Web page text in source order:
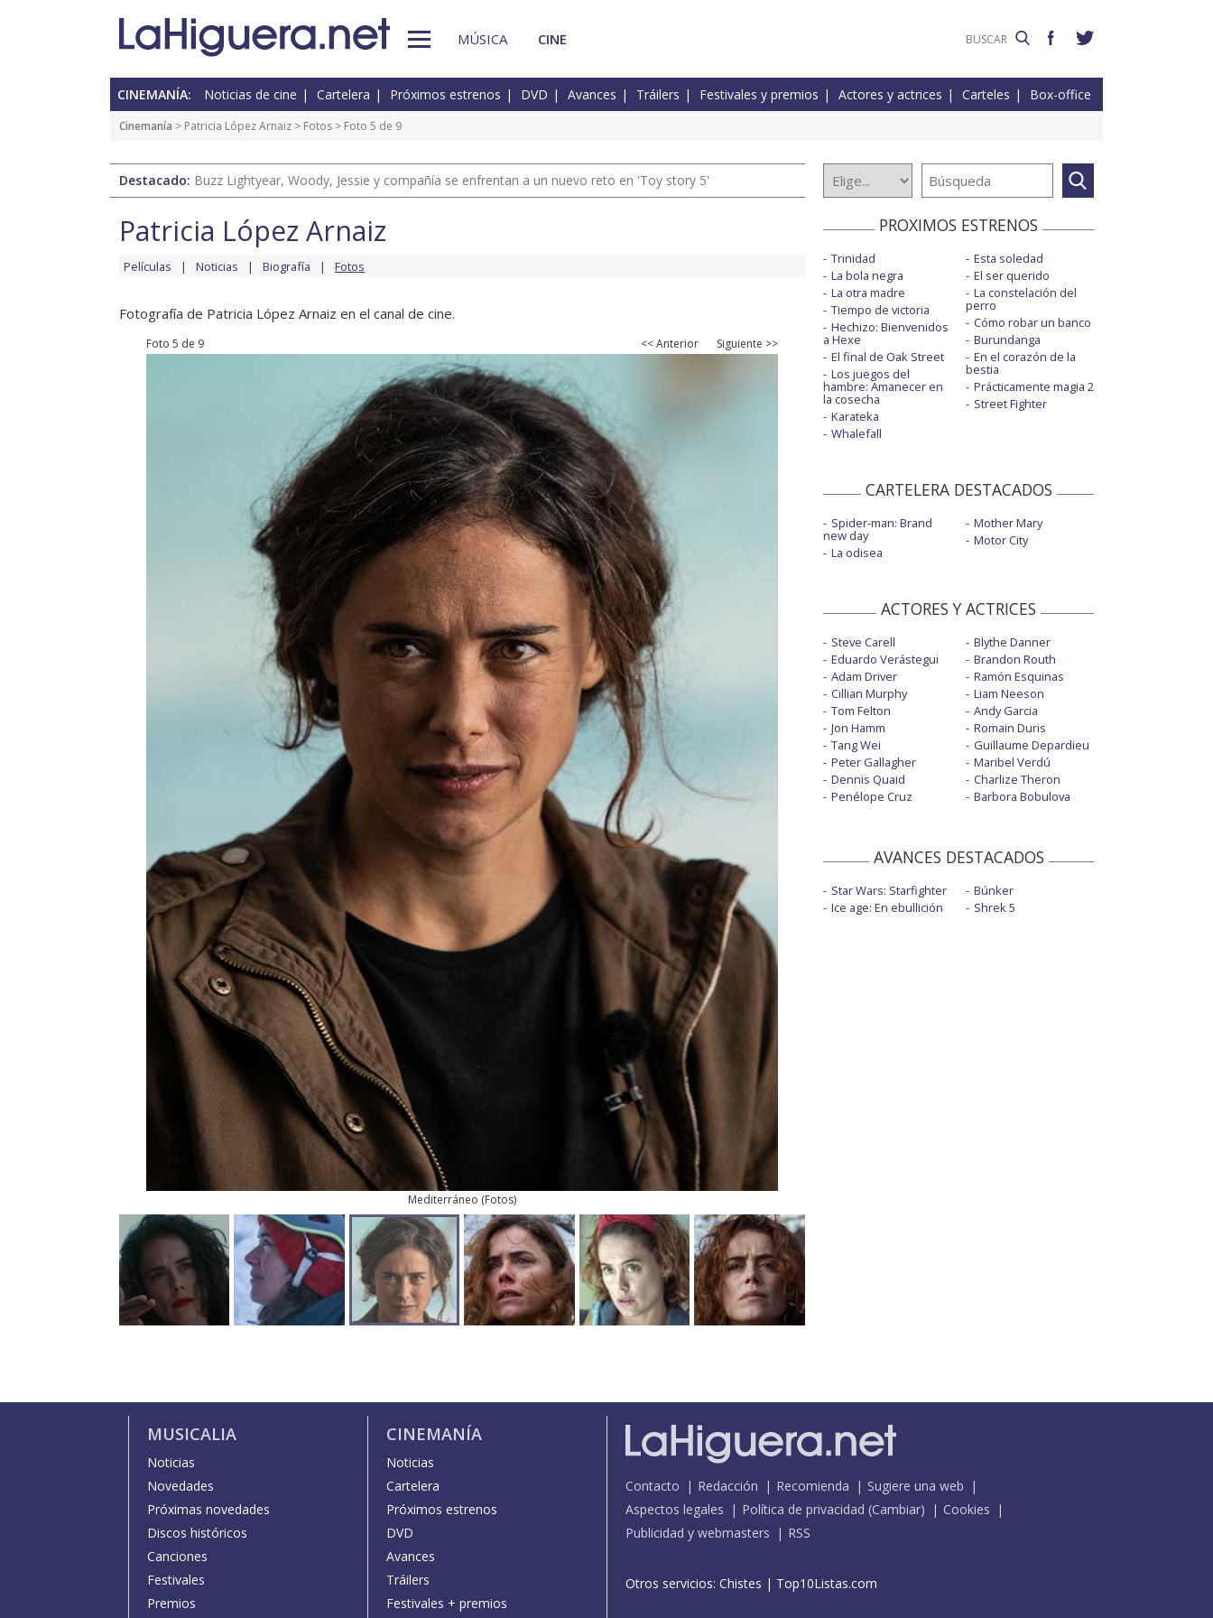
MÚSICA CINE
CINEMANÍA: Noticias de cine Cartelera Próximos estrenos DVD Avances Tráilers Festivales y premios Actores y actrices Carteles Box-office
Cinemanía > Patricia López Arnaiz > Fotos > Foto 5 de 9
Destacado: Buzz Lightyear, Woody, Jessie y compañía se enfrentan a un nuevo reto en 'Toy story 5'
Patricia López Arnaiz
Películas Noticias Biografía Fotos
Fotografía de Patricia López Arnaiz en el canal de cine.
Foto 5 de 9 << Anterior Siguiente >>
Mediterráneo (Fotos)
PROXIMOS ESTRENOS
Trinidad
La bola negra
La otra madre
Tiempo de victoria
Hechizo: Bienvenidos
a Hexe
El final de Oak Street
Los juegos del
hambre: Amanecer en
la cosecha
Karateka
Whalefall
Esta soledad
El ser querido
La constelación del
perro
Cómo robar un banco
Burundanga
En el corazón de la
bestia
Prácticamente magia 2
Street Fighter
CARTELERA DESTACADOS
Spider-man: Brand
new day
La odisea
Mother Mary
Motor City
ACTORES Y ACTRICES
Steve Carell
Eduardo Verástegui
Adam Driver
Cillian Murphy
Tom Felton
Jon Hamm
Tang Wei
Peter Gallagher
Dennis Quaid
Penélope Cruz
Blythe Danner
Brandon Routh
Ramón Esquinas
Liam Neeson
Andy Garcia
Romain Duris
Guillaume Depardieu
Maribel Verdú
Charlize Theron
Barbora Bobulova
AVANCES DESTACADOS
Star Wars: Starfighter
Ice age: En ebullición
Búnker
Shrek 5
MUSICALIA
Noticias
Novedades
Próximas novedades
Discos históricos
Canciones
Festivales
Premios
CINEMANÍA
Noticias
Cartelera
Próximos estrenos
DVD
Avances
Tráilers
Festivales + premios
Contacto Redacción Recomienda
Sugiere una web
Aspectos legales
Política de privacidad (Cambiar)
Cookies
Publicidad y webmasters
RSS
Otros servicios: Chistes | Top10Listas.com